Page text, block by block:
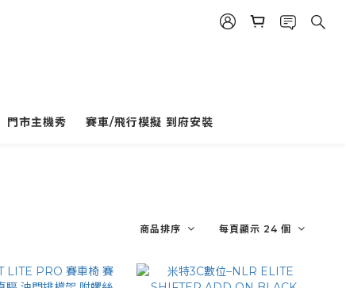
門市主機秀 賽車/飛行模擬 到府安裝
商品排序 每頁顯示 24 個